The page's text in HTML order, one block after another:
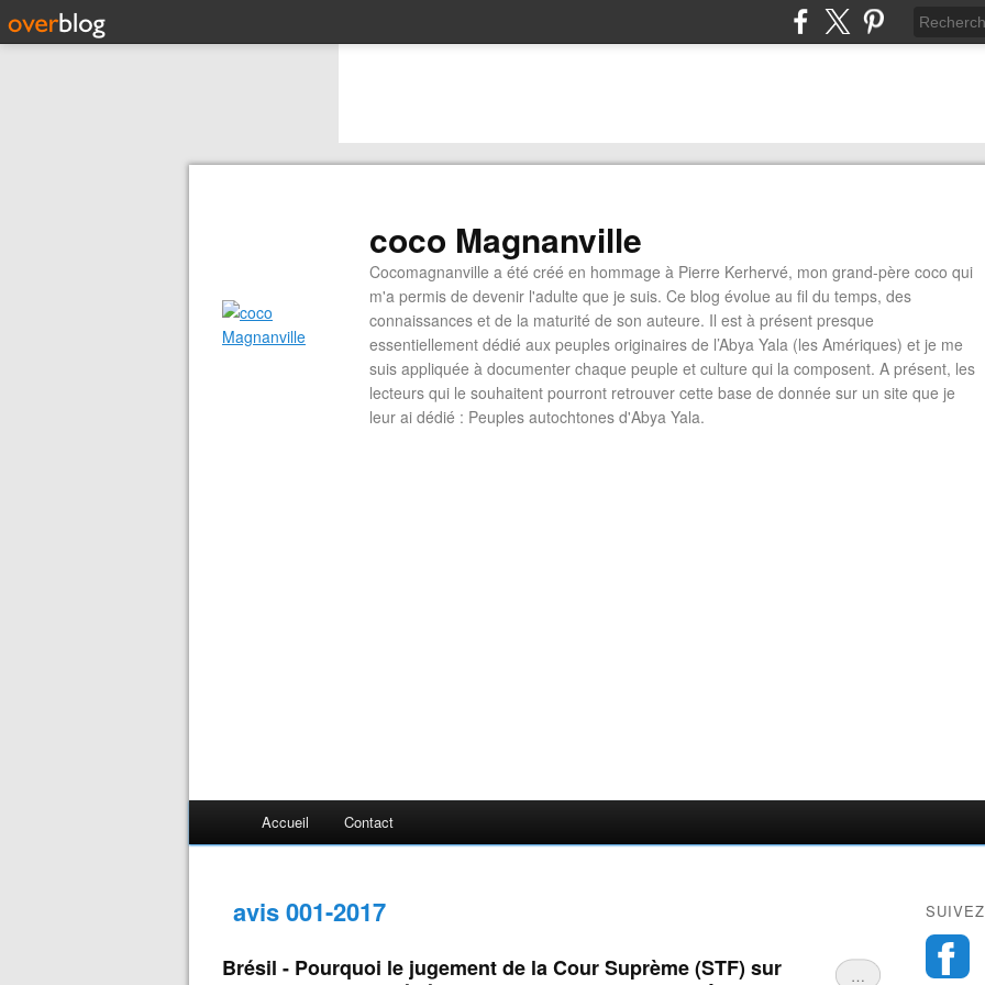
coco Magnanville
Cocomagnanville a été créé en hommage à Pierre Kerhervé, mon grand-père coco qui
m'a permis de devenir l'adulte que je suis. Ce blog évolue au fil du temps, des
connaissances et de la maturité de son auteure. Il est à présent presque
essentiellement dédié aux peuples originaires de l’Abya Yala (les Amériques) et je me
suis appliquée à documenter chaque peuple et culture qui la composent. A présent, les
lecteurs qui le souhaitent pourront retrouver cette base de donnée sur un site que je
leur ai dédié : Peuples autochtones d'Abya Yala.
Accueil Contact
avis 001-2017
…
Brésil - Pourquoi le jugement de la Cour Suprème (STF) sur